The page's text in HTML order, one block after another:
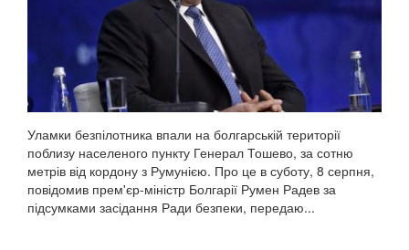
Уламки безпілотника впали на болгарській території
поблизу населеного пункту Генерал Тошево, за сотню
метрів від кордону з Румунією. Про це в суботу, 8 серпня,
повідомив прем'єр-міністр Болгарії Румен Радев за
підсумками засідання Ради безпеки, передаю...